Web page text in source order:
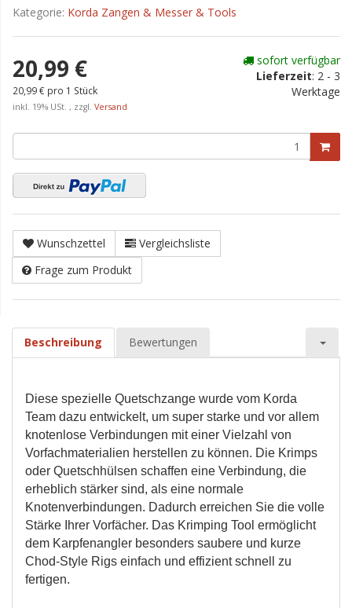
Kategorie: Korda Zangen & Messer & Tools
20,99 €
20,99 € pro 1 Stück
inkl. 19% USt. , zzgl. Versand
sofort verfügbar
Lieferzeit: 2 - 3
Werktage
Wunschzettel
Vergleichsliste
Frage zum Produkt
Beschreibung Bewertungen
Diese spezielle Quetschzange wurde vom Korda
Team dazu entwickelt, um super starke und vor allem
knotenlose Verbindungen mit einer Vielzahl von
Vorfachmaterialien herstellen zu können. Die Krimps
oder Quetschhülsen schaffen eine Verbindung, die
erheblich stärker sind, als eine normale
Knotenverbindungen. Dadurch erreichen Sie die volle
Stärke Ihrer Vorfächer. Das Krimping Tool ermöglicht
dem Karpfenangler besonders saubere und kurze
Chod-Style Rigs einfach und effizient schnell zu
fertigen.